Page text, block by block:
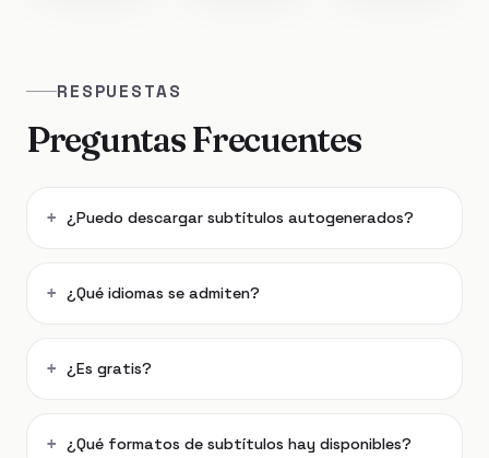
RESPUESTAS
Preguntas Frecuentes
¿Puedo descargar subtítulos autogenerados?
¿Qué idiomas se admiten?
¿Es gratis?
¿Qué formatos de subtítulos hay disponibles?